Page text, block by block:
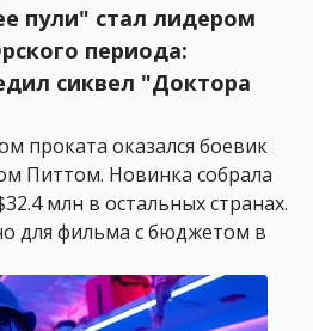
пули" стал лидером
периода:
сиквел "Доктора
проката оказался боевик
Питтом. Новинка собрала
млн в остальных странах.
для фильма с бюджетом в